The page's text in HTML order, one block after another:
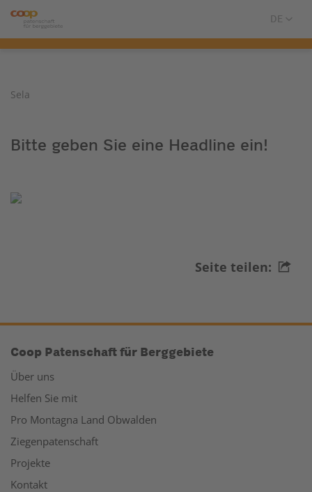
Sela
Bitte geben Sie eine Headline ein!
Seite teilen:
Coop Patenschaft für Berggebiete
Über uns
Helfen Sie mit
Pro Montagna Land Obwalden
Ziegenpatenschaft
Projekte
Kontakt